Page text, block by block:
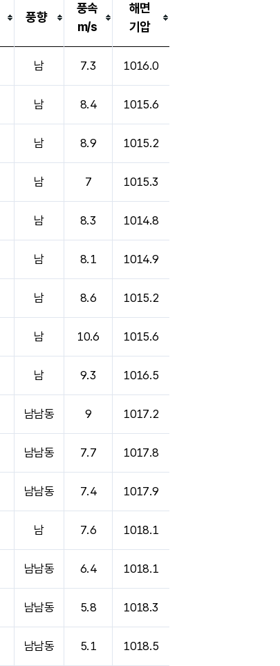
풍향
풍속
m/s
해면
기압
남 7.3 1016.0
남 8.4 1015.6
남 8.9 1015.2
남 7 1015.3
남 8.3 1014.8
남 8.1 1014.9
남 8.6 1015.2
남 10.6 1015.6
남 9.3 1016.5
남남동 9 1017.2
남남동 7.7 1017.8
남남동 7.4 1017.9
남 7.6 1018.1
남남동 6.4 1018.1
남남동 5.8 1018.3
남남동 5.1 1018.5